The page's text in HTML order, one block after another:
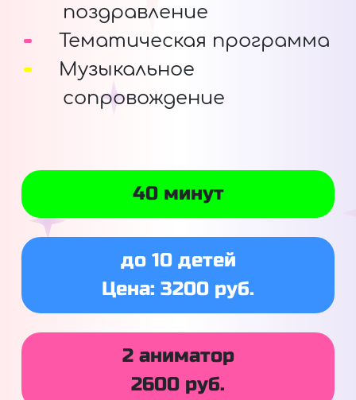
поздравление
Тематическая программа
Музыкальное
сопровождение
40 минут
до 10 детей
Цена: 3200 руб.
2 аниматор
2600 руб.